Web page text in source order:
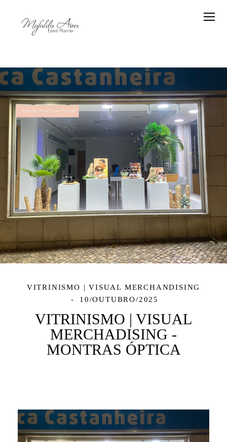
VITRINISMO | VISUAL MERCHANDISING
10/OUTUBRO/2025
VITRINISMO | VISUAL
MERCHADISING -
MONTRAS ÓPTICA